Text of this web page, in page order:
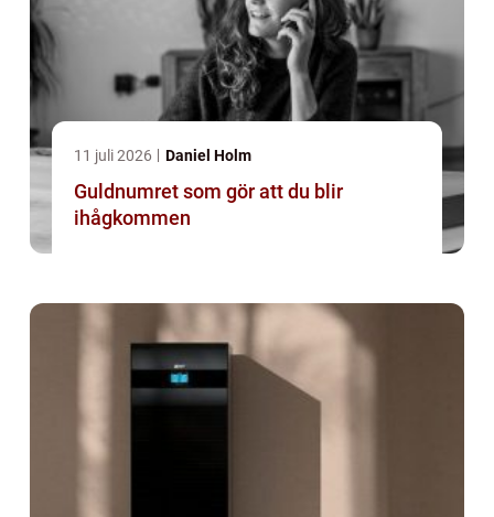
11 juli 2026 Daniel Holm
Guldnumret som gör att du blir
ihågkommen